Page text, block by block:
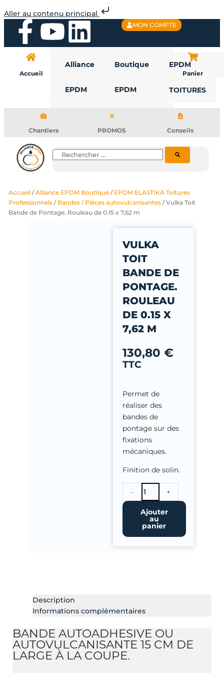
Aller au contenu principal
au
contenuF
a
c
b
o
o
k
Y
o
u
u
b
L
i
n
d
n
MON COMPTE
Accueil
Alliance
EPDM
Boutique
EPDM
EPDM
TOITURES
Panier
Chantiers PROMOS Conseils
Rechercher
Accueil/Alliance EPDM Boutique/ EPDM ELASTIKA Toitures
Professionnels/ Bandes / Pièces autovulcanisantes/ Vulka Toit
Bande de Pontage. Rouleau de 0.15 x 7,62 m
VULKA
TOIT
BANDE DE
PONTAGE.
ROULEAU
DE 0.15 X
7,62 M
130,80 €
TTC
Permet de
réaliser des
bandes de
pontage sur des
fixations
mécaniques.
Finition de solin.
-
quantité
de
Vulka
Bande
7,62
+
Ajouter
au
panier
Description
Informations complémentaires
BANDE AUTOADHESIVE OU
AUTOVULCANISANTE 15 CM DE
LARGE À LA COUPE.